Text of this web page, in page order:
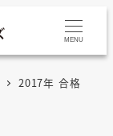
MENU
2017年 合格